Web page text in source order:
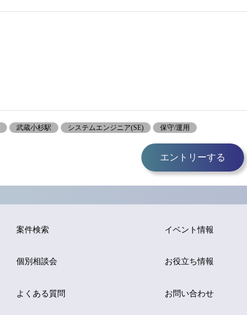
武蔵小杉駅 システムエンジニア(SE) 保守/運用
エントリーする
案件検索 イベント情報
個別相談会 お役立ち情報
よくある質問 お問い合わせ